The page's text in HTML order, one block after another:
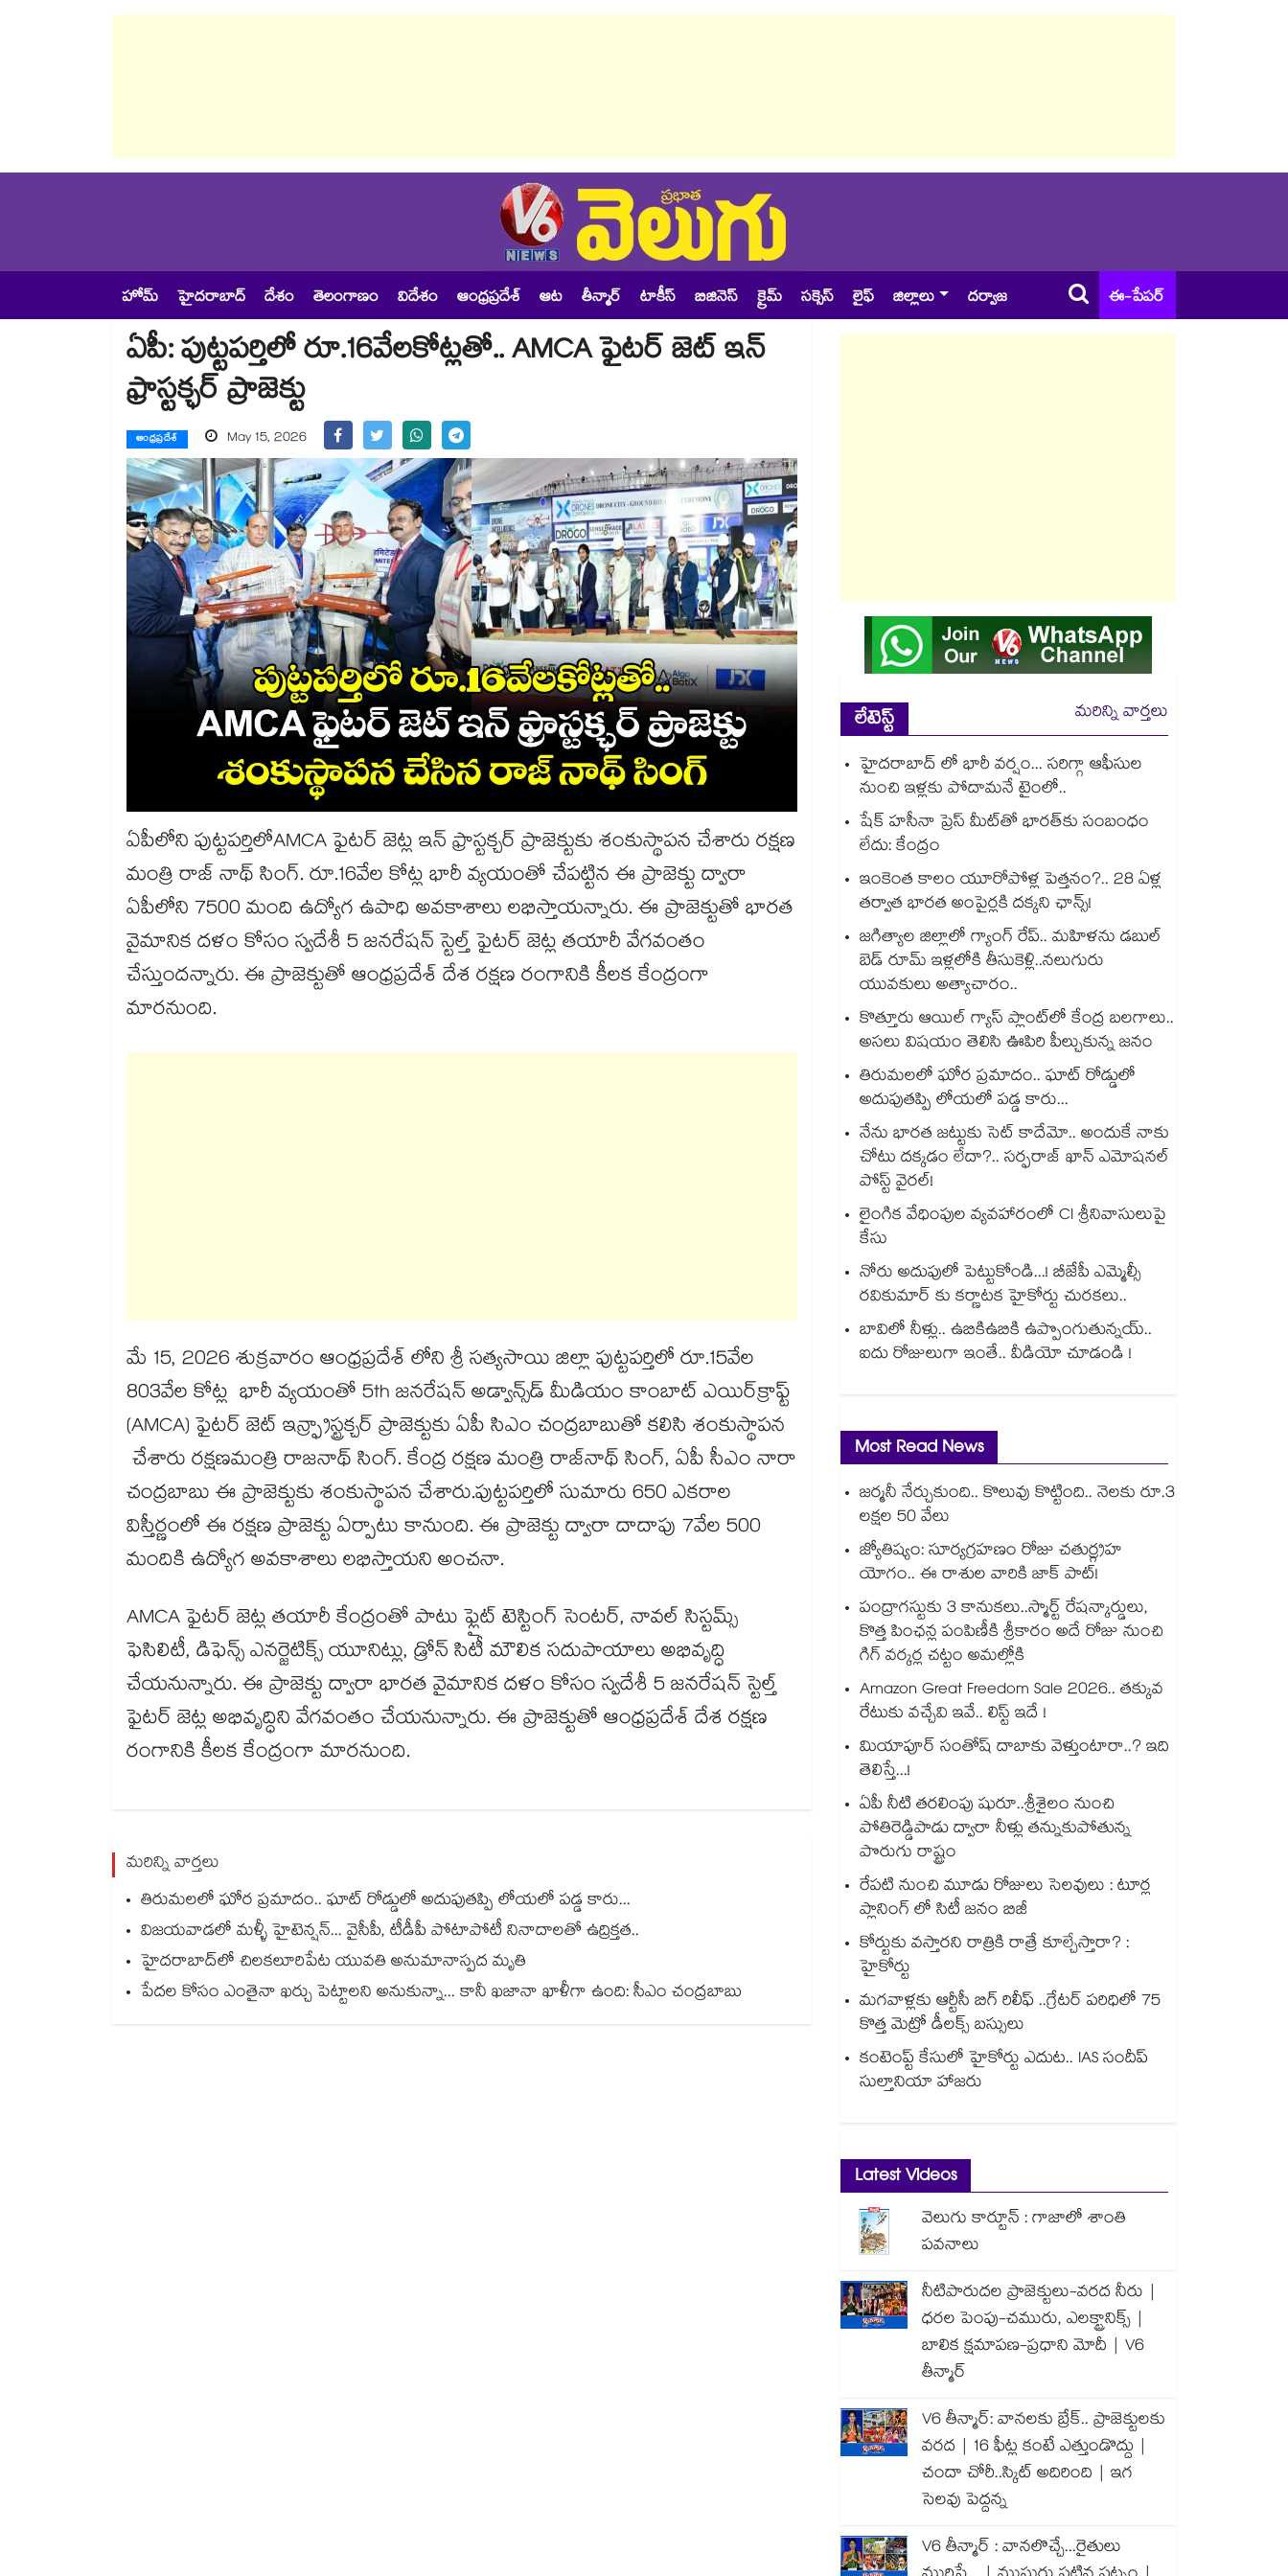
హోమ్ హైదరాబాద్ దేశం తెలంగాణం విదేశం ఆంధ్రప్రదేశ్ ఆట తీన్మార్ టాకీస్ బిజినెస్ క్రైమ్ సక్సెస్ లైఫ్ జిల్లాలు దర్వాజ ఈ-పేపర్
ఏపీ: పుట్టపర్తిలో రూ.16వేలకోట్లతో.. AMCA ఫైటర్ జెట్ ఇన్
ఫ్రాస్టక్ఛర్ ప్రాజెక్టు
ఆంధ్రప్రదేశ్ May 15, 2026
ఏపీలోని పుట్టపర్తిలోAMCA ఫైటర్ జెట్ల ఇన్ ఫ్రాస్టక్చర్ ప్రాజెక్టుకు శంకుస్థాపన చేశారు రక్షణ
మంత్రి రాజ్ నాథ్ సింగ్. రూ.16వేల కోట్ల భారీ వ్యయంతో చేపట్టిన ఈ ప్రాజెక్టు ద్వారా
ఏపీలోని 7500 మంది ఉద్యోగ ఉపాధి అవకాశాలు లభిస్తాయన్నారు. ఈ ప్రాజెక్టుతో భారత
వైమానిక దళం కోసం స్వదేశీ 5 జనరేషన్ స్టెల్త్ ఫైటర్ జెట్ల తయారీ వేగవంతం
చేస్తుందన్నారు. ఈ ప్రాజెక్టుతో ఆంధ్రప్రదేశ్ దేశ రక్షణ రంగానికి కీలక కేంద్రంగా
మారనుంది.
మే 15, 2026 శుక్రవారం ఆంధ్రప్రదేశ్ లోని శ్రీ సత్యసాయి జిల్లా పుట్టపర్తిలో రూ.15వేల
803వేల కోట్ల భారీ వ్యయంతో 5th జనరేషన్ అడ్వాన్స్‌డ్ మీడియం కాంబాట్ ఎయిర్‌క్రాఫ్ట్
(AMCA) ఫైటర్ జెట్ ఇన్ఫ్రాస్ట్రక్చర్ ప్రాజెక్టుకు ఏపీ సిఎం చంద్రబాబుతో కలిసి శంకుస్థాపన
చేశారు రక్షణమంత్రి రాజనాథ్ సింగ్. కేంద్ర రక్షణ మంత్రి రాజ్‌నాథ్ సింగ్, ఏపీ సీఎం నారా
చంద్రబాబు ఈ ప్రాజెక్టుకు శంకుస్థాపన చేశారు.పుట్టపర్తిలో సుమారు 650 ఎకరాల
విస్తీర్ణంలో ఈ రక్షణ ప్రాజెక్టు ఏర్పాటు కానుంది. ఈ ప్రాజెక్టు ద్వారా దాదాపు 7వేల 500
మందికి ఉద్యోగ అవకాశాలు లభిస్తాయని అంచనా.
AMCA ఫైటర్ జెట్ల తయారీ కేంద్రంతో పాటు ఫ్లైట్ టెస్టింగ్ సెంటర్, నావల్ సిస్టమ్స్
ఫెసిలిటీ, డిఫెన్స్ ఎనర్జెటిక్స్ యూనిట్లు, డ్రోన్ సిటీ మౌలిక సదుపాయాలు అభివృద్ధి
చేయనున్నారు. ఈ ప్రాజెక్టు ద్వారా భారత వైమానిక దళం కోసం స్వదేశీ 5 జనరేషన్ స్టెల్త్
ఫైటర్ జెట్ల అభివృద్ధిని వేగవంతం చేయనున్నారు. ఈ ప్రాజెక్టుతో ఆంధ్రప్రదేశ్ దేశ రక్షణ
రంగానికి కీలక కేంద్రంగా మారనుంది.
మరిన్ని వార్తలు
తిరుమలలో ఘోర ప్రమాదం.. ఘాట్ రోడ్డులో అదుపుతప్పి లోయలో పడ్డ కారు...
విజయవాడలో మళ్ళీ హైటెన్షన్... వైసీపీ, టీడీపీ పోటాపోటీ నినాదాలతో ఉద్రిక్తత..
హైదరాబాద్‌లో చిలకలూరిపేట యువతి అనుమానాస్పద మృతి
పేదల కోసం ఎంతైనా ఖర్చు పెట్టాలని అనుకున్నా... కానీ ఖజానా ఖాళీగా ఉంది: సీఎం చంద్రబాబు
లేటెస్ట్
మరిన్ని వార్తలు
హైదరాబాద్ లో భారీ వర్షం... సరిగ్గా ఆఫీసుల
నుంచి ఇళ్లకు పోదామనే టైంలో..
షేక్ హసీనా ప్రెస్ మీట్‎తో భారత్‎కు సంబంధం
లేదు: కేంద్రం
ఇంకెంత కాలం యూరోపోళ్ల పెత్తనం?.. 28 ఏళ్ల
తర్వాత భారత అంపైర్లకి దక్కని ఛాన్స్!
జగిత్యాల జిల్లాలో గ్యాంగ్ రేప్.. మహిళను డబుల్
బెడ్ రూమ్ ఇళ్లలోకి తీసుకెళ్లి..నలుగురు
యువకులు అత్యాచారం..
కొత్తూరు ఆయిల్ గ్యాస్⁪ ప్లాంట్⁫లో కేంద్ర బలగాలు..
అసలు విషయం తెలిసి ఊపిరి పీల్చుకున్న జనం
తిరుమలలో ఘోర ప్రమాదం.. ఘాట్ రోడ్డులో
అదుపుతప్పి లోయలో పడ్డ కారు...
నేను భారత జట్టుకు సెట్ కాదేమో.. అందుకే నాకు
చోటు దక్కడం లేదా?.. సర్ఫరాజ్ ఖాన్ ఎమోషనల్
పోస్ట్ వైరల్!
లైంగిక వేధింపుల వ్యవహారంలో CI శ్రీనివాసులుపై
కేసు
నోరు అదుపులో పెట్టుకోండి...! బీజేపీ ఎమ్మెల్సీ
రవికుమార్ కు కర్ణాటక హైకోర్టు చురకలు..
బావిలో నీళ్లు.. ఉబికిఉబికి ఉప్పొంగుతున్నయ్..
ఐదు రోజులుగా ఇంతే.. వీడియో చూడండి !
Most Read News
జర్మనీ నేర్చుకుంది.. కొలువు కొట్టింది.. నెలకు రూ.3
లక్షల 50 వేలు
జ్యోతిష్యం: సూర్యగ్రహణం రోజు చతుర్గ్రహ
యోగం.. ఈ రాశుల వారికి జాక్ పాట్!
పంద్రాగస్టుకు 3 కానుకలు..స్మార్ట్ రేషన్కార్డులు,
కొత్త పింఛన్ల పంపిణీకి శ్రీకారం అదే రోజు నుంచి
గిగ్ వర్కర్ల చట్టం అమల్లోకి
Amazon Great Freedom Sale 2026.. తక్కువ
రేటుకు వచ్చేవి ఇవే.. లిస్ట్ ఇదే !
మియాపూర్ సంతోష్ దాబాకు వెళ్తుంటారా..? ఇది
తెలిస్తే...!
ఏపీ నీటి తరలింపు షురూ..శ్రీశైలం నుంచి
పోతిరెడ్డిపాడు ద్వారా నీళ్లు తన్నుకుపోతున్న
పొరుగు రాష్ట్రం
రేపటి నుంచి మూడు రోజులు సెలవులు : టూర్ల
ప్లానింగ్ లో సిటీ జనం బిజీ
కోర్టుకు వస్తారని రాత్రికి రాత్రే కూల్చేస్తారా? :
హైకోర్టు
మగవాళ్లకు ఆర్టీసీ బిగ్ రిలీఫ్ ..గ్రేటర్ పరిధిలో 75
కొత్త మెట్రో డీలక్స్ బస్సులు
కంటెంప్ట్ కేసులో హైకోర్టు ఎదుట.. IAS సందీప్
సుల్తానియా హాజరు
Latest Videos
వెలుగు కార్టూన్ : గాజాలో శాంతి
పవనాలు
నీటిపారుదల ప్రాజెక్టులు-వరద నీరు |
ధరల పెంపు-చమురు, ఎలక్ట్రానిక్స్ |
బాలిక క్షమాపణ-ప్రధాని మోదీ | V6
తీన్మార్
V6 తీన్మార్: వానలకు బ్రేక్.. ప్రాజెక్టులకు
వరద | 16 ఫీట్ల కంటే ఎత్తుండొద్దు |
చందా చోరీ..స్కిట్ అదిరింది | ఇగ
సెలవు పెద్దన్న
V6 తీన్మార్ : వానలొచ్చే...రైతులు